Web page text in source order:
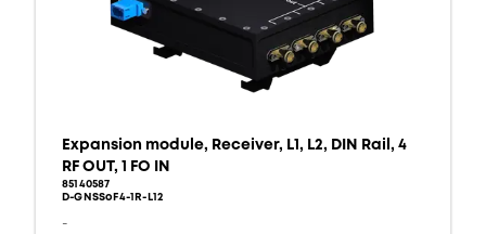
Expansion module, Receiver, L1, L2, DIN Rail, 4
RF OUT, 1 FO IN
85140587
D-GNSSoF4-1R-L12
-